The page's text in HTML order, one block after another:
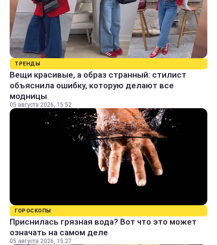
ТРЕНДЫ
Вещи красивые, а образ странный: стилист
объяснила ошибку, которую делают все
модницы
05 августа 2026, 15:52
ГОРОСКОПЫ
Приснилась грязная вода? Вот что это может
означать на самом деле
05 августа 2026, 15:27